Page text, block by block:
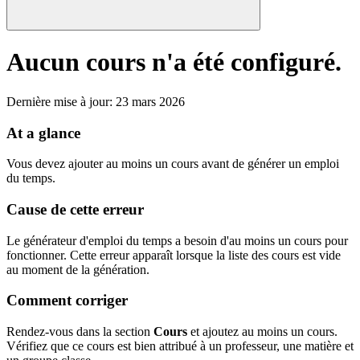
Aucun cours n'a été configuré.
Dernière mise à jour: 23 mars 2026
At a glance
Vous devez ajouter au moins un cours avant de générer un emploi
du temps.
Cause de cette erreur
Le générateur d'emploi du temps a besoin d'au moins un cours pour
fonctionner. Cette erreur apparaît lorsque la liste des cours est vide
au moment de la génération.
Comment corriger
Rendez-vous dans la section Cours et ajoutez au moins un cours.
Vérifiez que ce cours est bien attribué à un professeur, une matière et